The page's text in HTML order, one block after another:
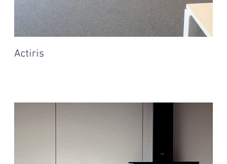
Actiris